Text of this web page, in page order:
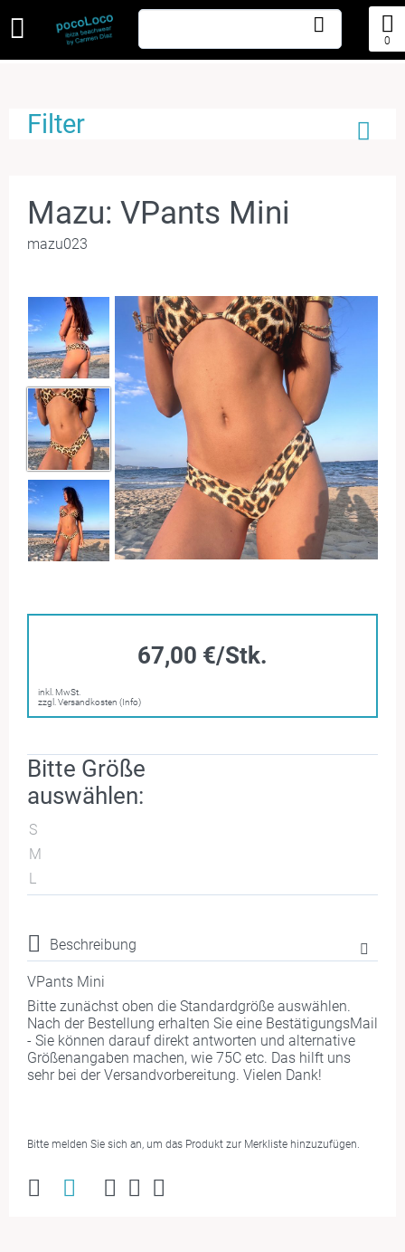
0
Filter
Mazu: VPants Mini
mazu023
67,00 €/Stk.
inkl. MwSt.
zzgl. Versandkosten (Info)
Bitte Größe
auswählen:
S
M
L
Beschreibung
VPants Mini
Bitte zunächst oben die Standardgröße auswählen.
Nach der Bestellung erhalten Sie eine BestätigungsMail
- Sie können darauf direkt antworten und alternative
Größenangaben machen, wie 75C etc. Das hilft uns
sehr bei der Versandvorbereitung. Vielen Dank!
Bitte melden Sie sich an, um das Produkt zur Merkliste hinzuzufügen.